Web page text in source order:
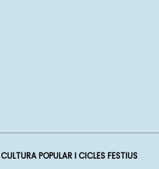
CULTURA POPULAR I CICLES FESTIUS